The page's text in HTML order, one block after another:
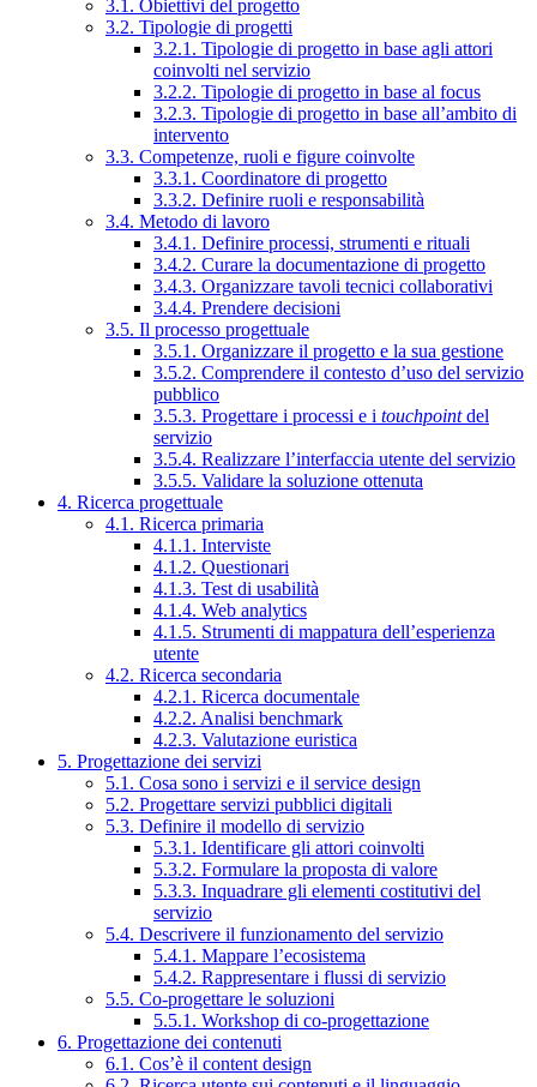
3.1. Obiettivi del progetto
3.2. Tipologie di progetti
3.2.1. Tipologie di progetto in base agli attori
coinvolti nel servizio
3.2.2. Tipologie di progetto in base al focus
3.2.3. Tipologie di progetto in base all’ambito di
intervento
3.3. Competenze, ruoli e figure coinvolte
3.3.1. Coordinatore di progetto
3.3.2. Definire ruoli e responsabilità
3.4. Metodo di lavoro
3.4.1. Definire processi, strumenti e rituali
3.4.2. Curare la documentazione di progetto
3.4.3. Organizzare tavoli tecnici collaborativi
3.4.4. Prendere decisioni
3.5. Il processo progettuale
3.5.1. Organizzare il progetto e la sua gestione
3.5.2. Comprendere il contesto d’uso del servizio
pubblico
3.5.3. Progettare i processi e i touchpointdel
servizio
3.5.4. Realizzare l’interfaccia utente del servizio
3.5.5. Validare la soluzione ottenuta
4. Ricerca progettuale
4.1. Ricerca primaria
4.1.1. Interviste
4.1.2. Questionari
4.1.3. Test di usabilità
4.1.4. Web analytics
4.1.5. Strumenti di mappatura dell’esperienza
utente
4.2. Ricerca secondaria
4.2.1. Ricerca documentale
4.2.2. Analisi benchmark
4.2.3. Valutazione euristica
5. Progettazione dei servizi
5.1. Cosa sono i servizi e il service design
5.2. Progettare servizi pubblici digitali
5.3. Definire il modello di servizio
5.3.1. Identificare gli attori coinvolti
5.3.2. Formulare la proposta di valore
5.3.3. Inquadrare gli elementi costitutivi del
servizio
5.4. Descrivere il funzionamento del servizio
5.4.1. Mappare l’ecosistema
5.4.2. Rappresentare i flussi di servizio
5.5. Co-progettare le soluzioni
5.5.1. Workshop di co-progettazione
6. Progettazione dei contenuti
6.1. Cos’è il content design